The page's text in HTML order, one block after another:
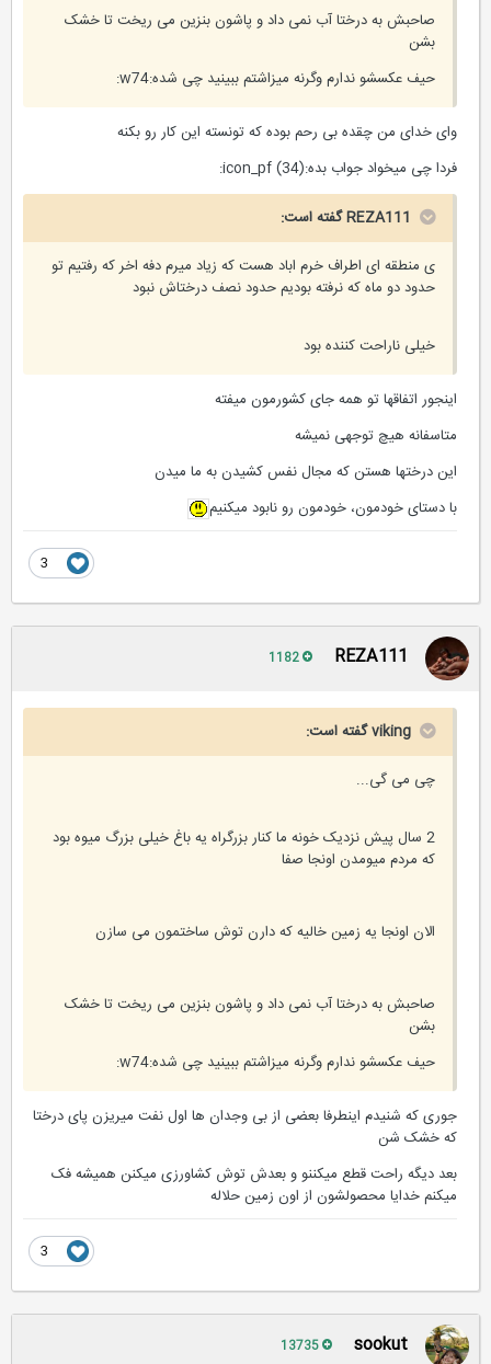
صاحبش به درختا آب نمی داد و پاشون بنزین می ریخت تا خشک
بشن
حیف عکسشو ندارم وگرنه میزاشتم ببینید چی شده:w74:
وای خدای من چقده بی رحم بوده که تونسته این کار رو بکنه
فردا چی میخواد جواب بده:icon_pf (34):
REZA111 گفته است:
ی منطقه ای اطراف خرم اباد هست که زیاد میرم دفه اخر که رفتیم تو
حدود دو ماه که نرفته بودیم حدود نصف درختاش نبود
خیلی ناراحت کننده بود
اینجور اتفاقها تو همه جای کشورمون میفته
متاسفانه هیچ توجهی نمیشه
این درختها هستن که مجال نفس کشیدن به ما میدن
با دستای خودمون، خودمون رو نابود میکنیم
REZA111
viking گفته است:
چی می گی...
2 سال پیش نزدیک خونه ما کنار بزرگراه یه باغ خیلی بزرگ میوه بود
که مردم میومدن اونجا صفا
الان اونجا یه زمین خالیه که دارن توش ساختمون می سازن
صاحبش به درختا آب نمی داد و پاشون بنزین می ریخت تا خشک
بشن
حیف عکسشو ندارم وگرنه میزاشتم ببینید چی شده:w74:
جوری که شنیدم اینطرفا بعضی از بی وجدان ها اول نفت میریزن پای درختا
که خشک شن
بعد دیگه راحت قطع میکننو و بعدش توش کشاورزی میکنن همیشه فک
میکنم خدایا محصولشون از اون زمین حلاله
sookut